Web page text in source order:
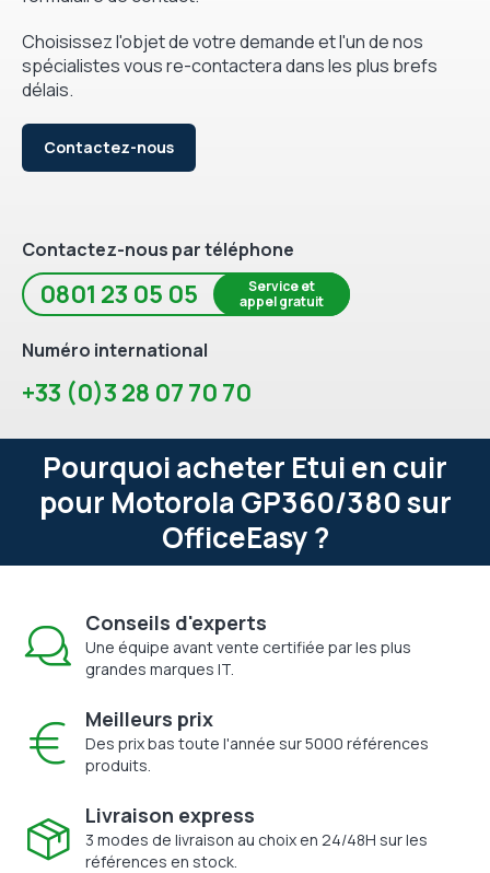
Choisissez l'objet de votre demande et l'un de nos
spécialistes vous re-contactera dans les plus brefs
délais.
Contactez-nous
Contactez-nous par téléphone
0801 23 05 05
Service et
appel gratuit
Numéro international
+33 (0)3 28 07 70 70
Pourquoi acheter Etui en cuir
pour Motorola GP360/380 sur
OfficeEasy ?
Conseils d'experts
Une équipe avant vente certifiée par les plus
grandes marques IT.
Meilleurs prix
Des prix bas toute l'année sur 5000 références
produits.
Livraison express
3 modes de livraison au choix en 24/48H sur les
références en stock.